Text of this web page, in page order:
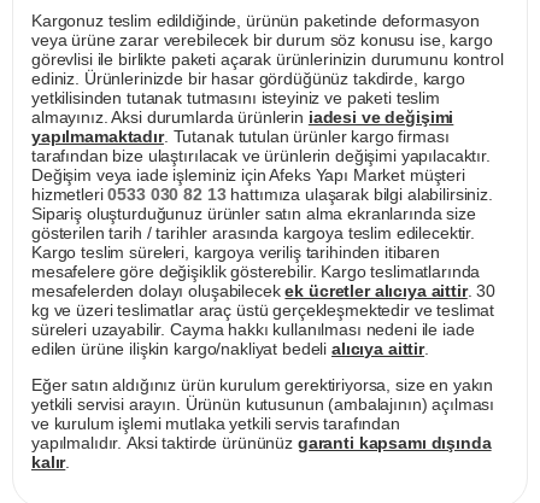
Kargonuz teslim edildiğinde, ürünün paketinde deformasyon
veya ürüne zarar verebilecek bir durum söz konusu ise, kargo
görevlisi ile birlikte paketi açarak ürünlerinizin durumunu kontrol
ediniz. Ürünlerinizde bir hasar gördüğünüz takdirde, kargo
yetkilisinden tutanak tutmasını isteyiniz ve paketi teslim
almayınız. Aksi durumlarda ürünlerin iadesi ve değişimi
yapılmamaktadır. Tutanak tutulan ürünler kargo firması
tarafından bize ulaştırılacak ve ürünlerin değişimi yapılacaktır.
Değişim veya iade işleminiz için Afeks Yapı Market müşteri
hizmetleri0533 030 82 13hattımıza ulaşarak bilgi alabilirsiniz.
Sipariş oluşturduğunuz ürünler satın alma ekranlarında size
gösterilen tarih / tarihler arasında kargoya teslim edilecektir.
Kargo teslim süreleri, kargoya veriliş tarihinden itibaren
mesafelere göre değişiklik gösterebilir. Kargo teslimatlarında
mesafelerden dolayı oluşabilecekek ücretler alıcıya aittir. 30
kg ve üzeri teslimatlar araç üstü gerçekleşmektedir ve teslimat
süreleri uzayabilir. Cayma hakkı kullanılması nedeni ile iade
edilen ürüne ilişkin kargo/nakliyat bedeli alıcıya aittir.
Eğer satın aldığınız ürün kurulum gerektiriyorsa, size en yakın
yetkili servisi arayın. Ürünün kutusunun (ambalajının) açılması
ve kurulum işlemi mutlaka yetkili servis tarafından
yapılmalıdır. Aksi taktirde ürününüz garanti kapsamı dışında
kalır.